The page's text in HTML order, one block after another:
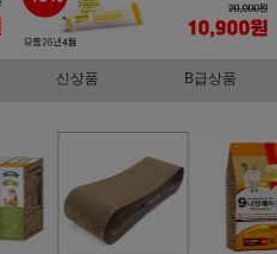
신상품 B급상품